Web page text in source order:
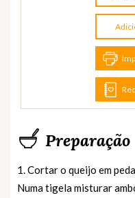
Preparação
1. Cortar o queijo em
Numa tigela misturar